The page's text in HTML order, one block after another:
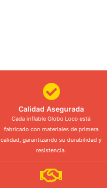
Calidad Asegurada
Cada inflable Globo Loco está
fabricado con materiales de primera
calidad, garantizando su durabilidad y
resistencia.